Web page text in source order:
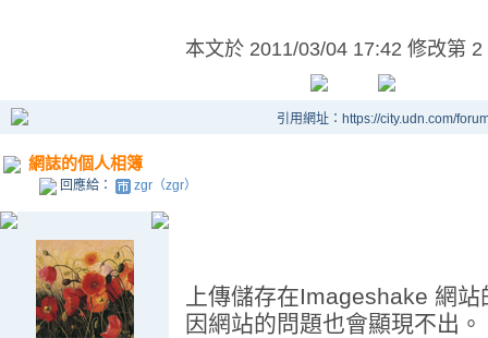
本文於 2011/03/04 17:42 修改第 2
引用網址：https://city.udn.com/
網誌的個人相簿
回應給： zgr（zgr）
上傳儲存在Imageshake 網站
因網站的問題也會顯現不出。